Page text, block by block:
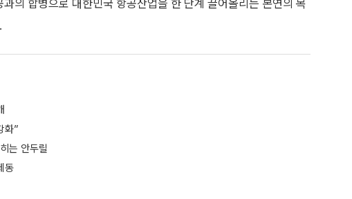
의 합병으로 대한민국 항공산업을 한 단계 끌어올리는 본연의 목
화”
는 안두릴
동